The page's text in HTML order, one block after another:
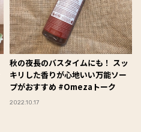
秋の夜長のバスタイムにも！ スッ
キリした香りが心地いい万能ソー
プがおすすめ #Omezaトーク
2022.10.17